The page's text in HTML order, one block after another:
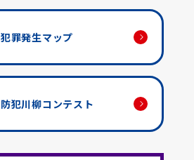
犯罪発生マップ
防犯川柳コンテスト